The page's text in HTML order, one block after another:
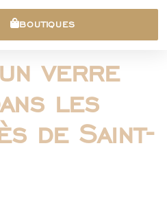
BOUTIQUES
verre
les
de Saint-